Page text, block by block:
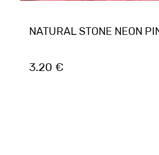
NATURAL STONE NEON
3.20 €